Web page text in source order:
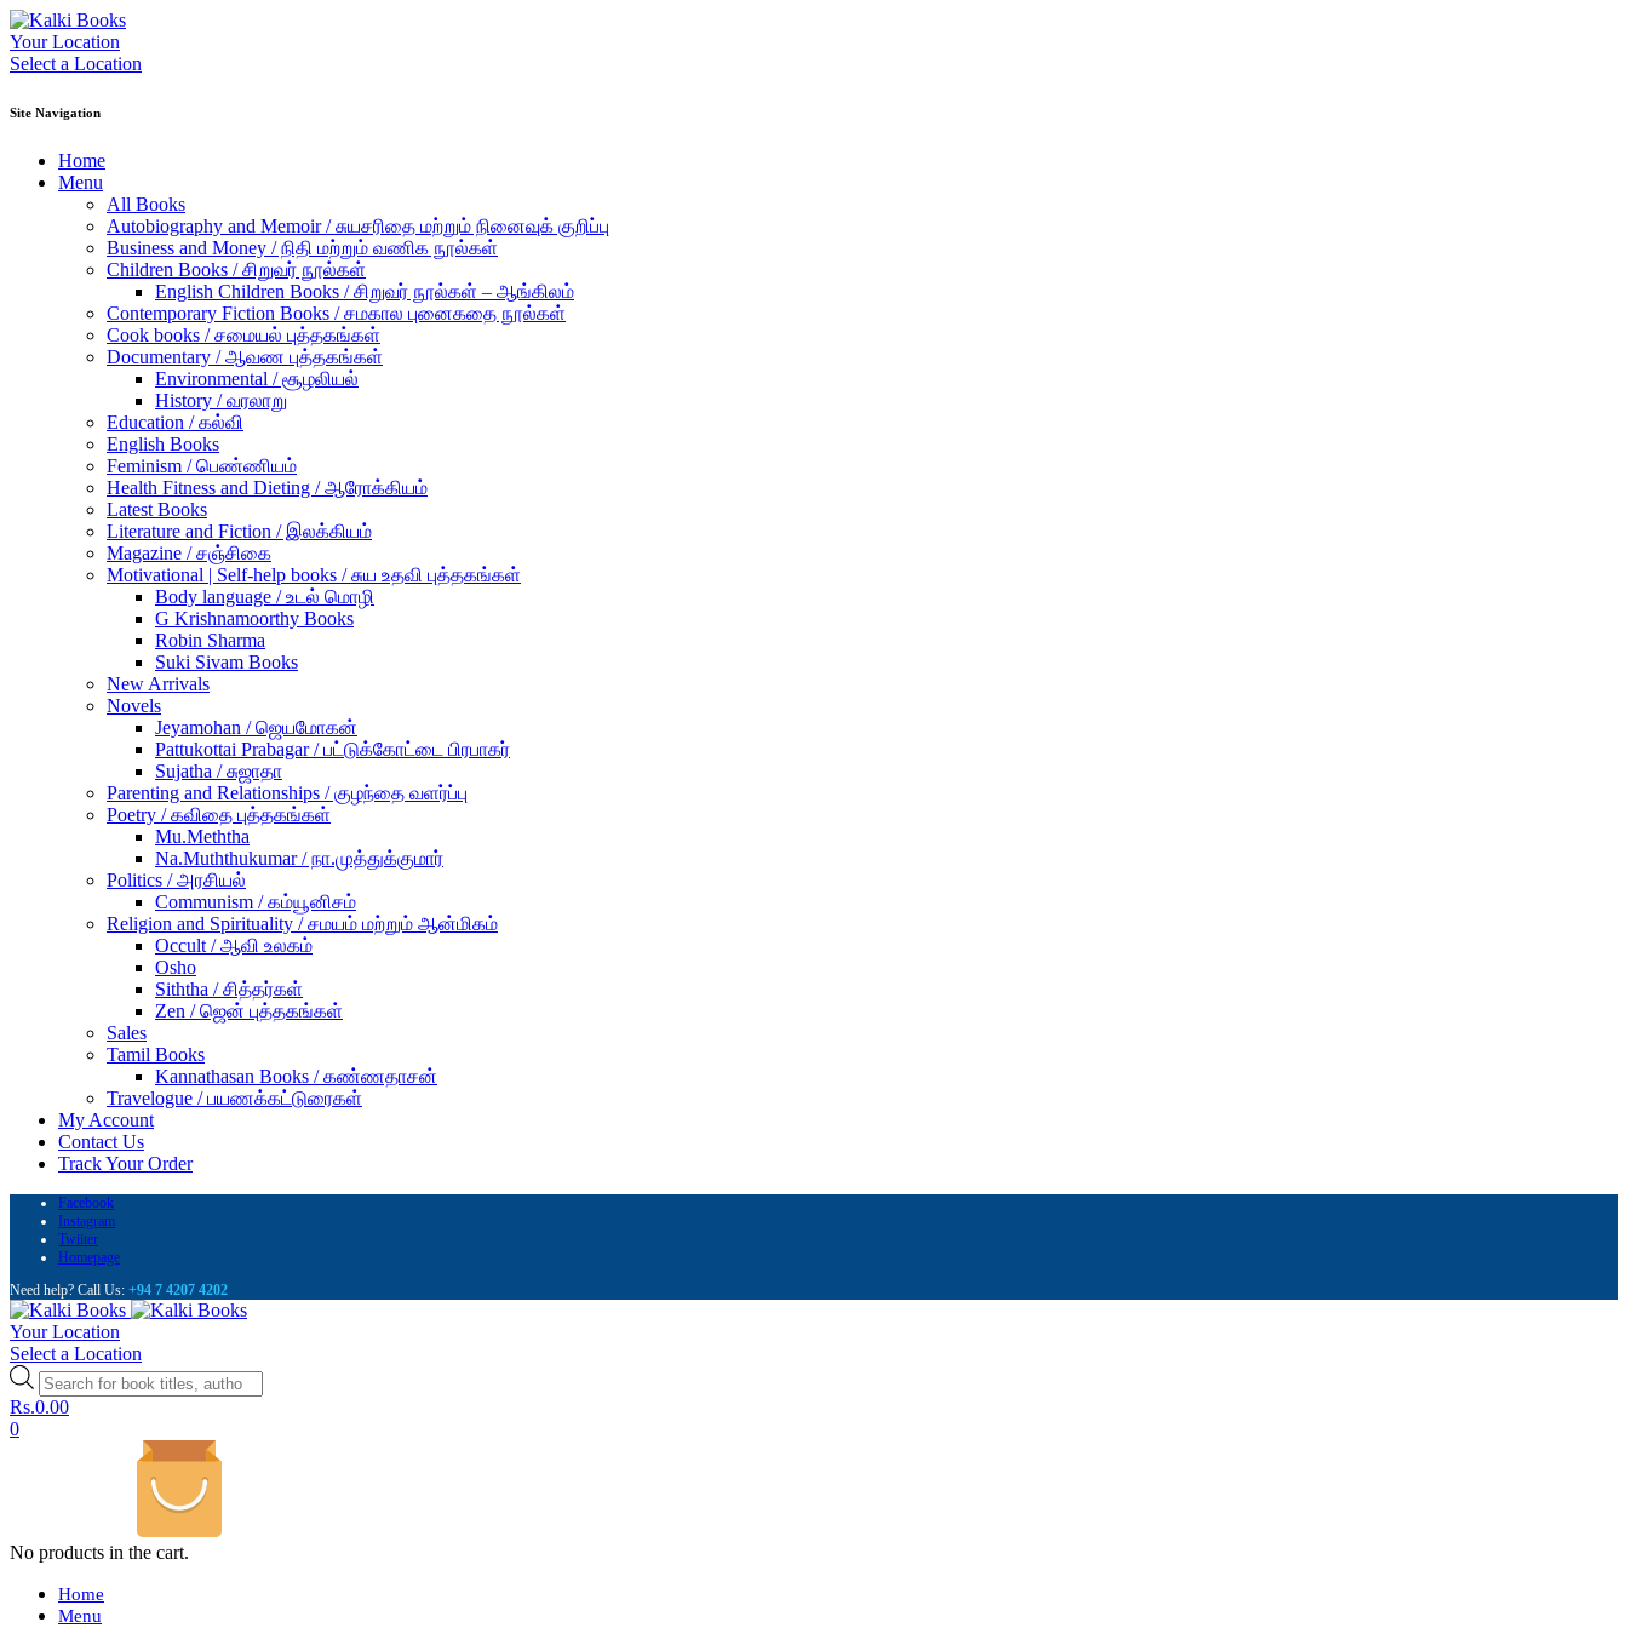
Your Location
Select a Location
Site Navigation
Home
Menu
All Books
Autobiography and Memoir / சுயசரிதை மற்றும் நினைவுக் குறிப்பு
Business and Money / நிதி மற்றும் வணிக நூல்கள்
Children Books / சிறுவர் நூல்கள்
English Children Books / சிறுவர் நூல்கள் – ஆங்கிலம்
Contemporary Fiction Books / சமகால புனைகதை நூல்கள்
Cook books / சமையல் புத்தகங்கள்
Documentary / ஆவண புத்தகங்கள்
Environmental / சூழலியல்
History / வரலாறு
Education / கல்வி
English Books
Feminism / பெண்ணியம்
Health Fitness and Dieting / ஆரோக்கியம்
Latest Books
Literature and Fiction / இலக்கியம்
Magazine / சஞ்சிகை
Motivational | Self-help books / சுய உதவி புத்தகங்கள்
Body language / உடல் மொழி
G Krishnamoorthy Books
Robin Sharma
Suki Sivam Books
New Arrivals
Novels
Jeyamohan / ஜெயமோகன்
Pattukottai Prabagar / பட்டுக்கோட்டை பிரபாகர்
Sujatha / சுஜாதா
Parenting and Relationships / குழந்தை வளர்ப்பு
Poetry / கவிதை புத்தகங்கள்
Mu.Meththa
Na.Muththukumar / நா.முத்துக்குமார்
Politics / அரசியல்
Communism / கம்யூனிசம்
Religion and Spirituality / சமயம் மற்றும் ஆன்மிகம்
Occult / ஆவி உலகம்
Osho
Siththa / சித்தர்கள்
Zen / ஜென் புத்தகங்கள்
Sales
Tamil Books
Kannathasan Books / கண்ணதாசன்
Travelogue / பயணக்கட்டுரைகள்
My Account
Contact Us
Track Your Order
Facebook
Instagram
Twiiter
Homepage
Need help? Call Us: +94 7 4207 4202
Your Location
Select a Location
Products
search
Rs.0.00
0
No products in the cart.
Home
Menu